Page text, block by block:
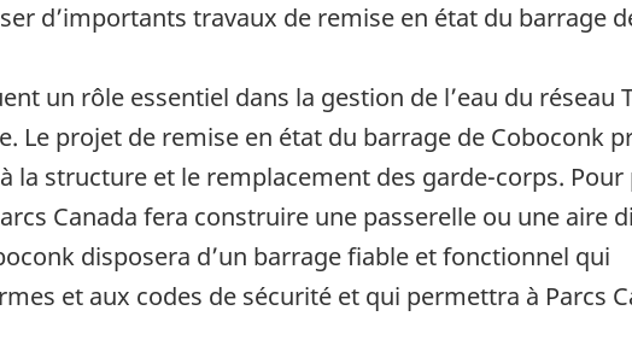
d’importants travaux de remise en état du barrage
un rôle essentiel dans la gestion de l’eau du
Le projet de remise en état du barrage de Coboconk
la structure et le remplacement des garde-corps.
Canada fera construire une passerelle ou une
disposera d’un barrage fiable et fonctionnel qui
et aux codes de sécurité et qui permettra à Parcs